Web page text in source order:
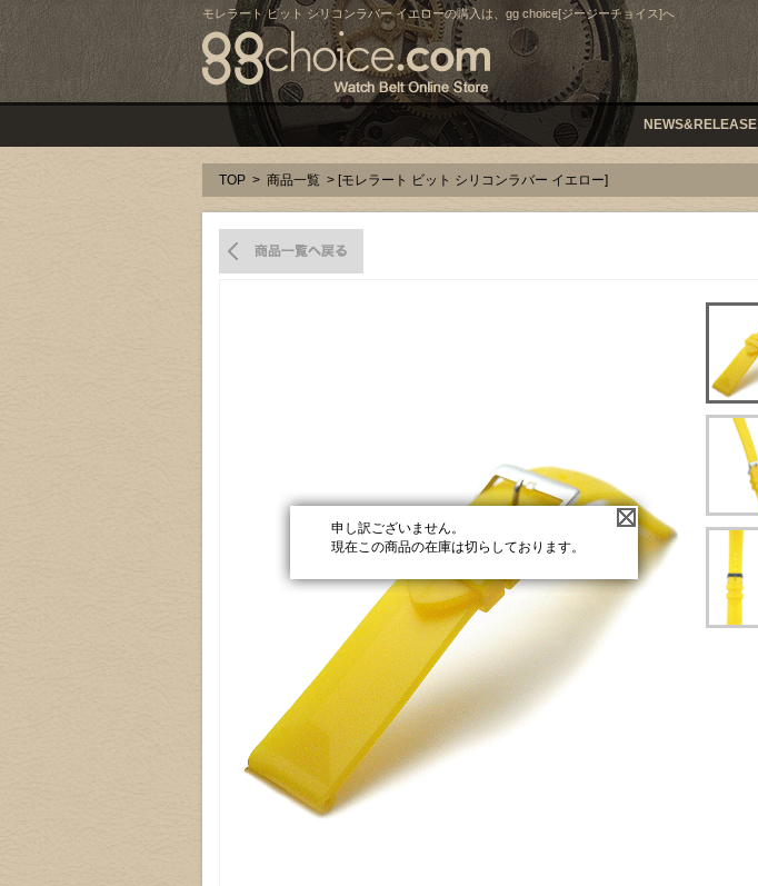
モレラート ビット シリコンラバー イエローの購入は、gg choice[ジージーチョイス]へ
NEWS&RELEASE
TOP > 商品一覧 > [モレラート ビット シリコンラバー イエロー]
申し訳ございません。
現在この商品の在庫は切らしております。